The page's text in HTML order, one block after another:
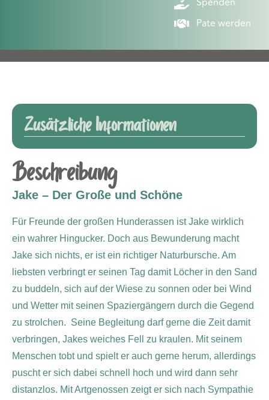
Pate werden
Zusätzliche Informationen
Beschreibung
Jake – Der Große und Schöne
Für Freunde der großen Hunderassen ist Jake wirklich
ein wahrer Hingucker. Doch aus Bewunderung macht
Jake sich nichts, er ist ein richtiger Naturbursche. Am
liebsten verbringt er seinen Tag damit Löcher in den Sand
zu buddeln, sich auf der Wiese zu sonnen oder bei Wind
und Wetter mit seinen Spaziergängern durch die Gegend
zu strolchen. Seine Begleitung darf gerne die Zeit damit
verbringen, Jakes weiches Fell zu kraulen. Mit seinem
Menschen tobt und spielt er auch gerne herum, allerdings
puscht er sich dabei schnell hoch und wird dann sehr
distanzlos. Mit Artgenossen zeigt er sich nach Sympathie